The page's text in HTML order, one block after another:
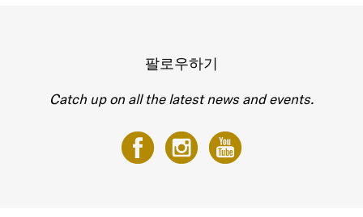
팔로우하기
Catch up on all the latest news and events.